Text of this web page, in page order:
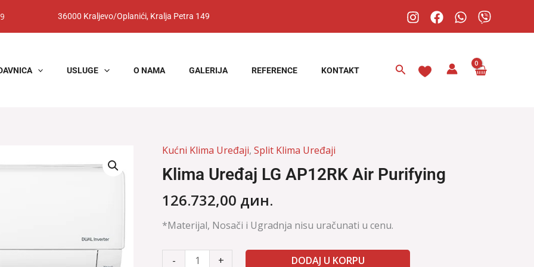
36000 Kraljevo/Oplanići, Kralja Petra 149
USLUGE O NAMA GALERIJA REFERENCE KONTAKT Pretraga
Kućni Klima Uređaji, Split Klima Uređaji
Klima Uređaj LG AP12RK Air Purifying
126.732,00 дин.
*Materijal, Nosači i Ugradnja nisu uračunati u cenu.
-
Klima
Uređaj
LG
AP12RK
Purifying
+
DODAJ U KORPU